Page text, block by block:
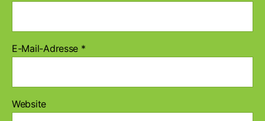
E-Mail-Adresse *
Website